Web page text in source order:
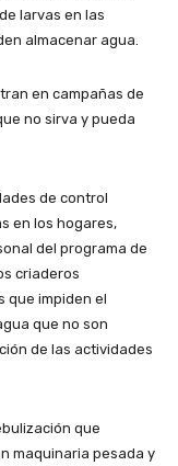
larvas en las
almacenar agua.
en campañas de
no sirva y pueda
de control
en los hogares,
del programa de
criaderos
que impiden el
que no son
de las actividades
que
maquinaria pesada y